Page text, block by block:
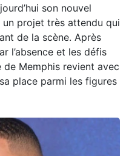
son nouvel
un projet très attendu qui
de la scène. Après
l’absence et les défis
de Memphis revient avec
place parmi les figures